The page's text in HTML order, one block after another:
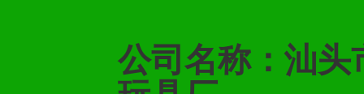
2、区域独家经营；建立
合作关系。公司名称： 汕头